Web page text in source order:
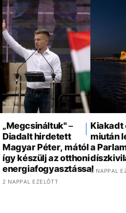
„Megcsináltuk" –
Diadalt hirdetett
Magyar Péter, mától
így készülj az otthoni
energiafogyasztással
2 NAPPAL EZELŐTT
Kiakadt
miután
a
3 NAPPAL